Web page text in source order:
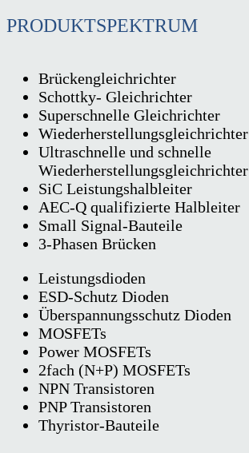
PRODUKTSPEKTRUM
Brückengleichrichter
Schottky- Gleichrichter
Superschnelle Gleichrichter
Wiederherstellungsgleichrichter
Ultraschnelle und schnelle
Wiederherstellungsgleichrichter
SiC Leistungshalbleiter
AEC-Q qualifizierte Halbleiter
Small Signal-Bauteile
3-Phasen Brücken
Leistungsdioden
ESD-Schutz Dioden
Überspannungsschutz Dioden
MOSFETs
Power MOSFETs
2fach (N+P) MOSFETs
NPN Transistoren
PNP Transistoren
Thyristor-Bauteile